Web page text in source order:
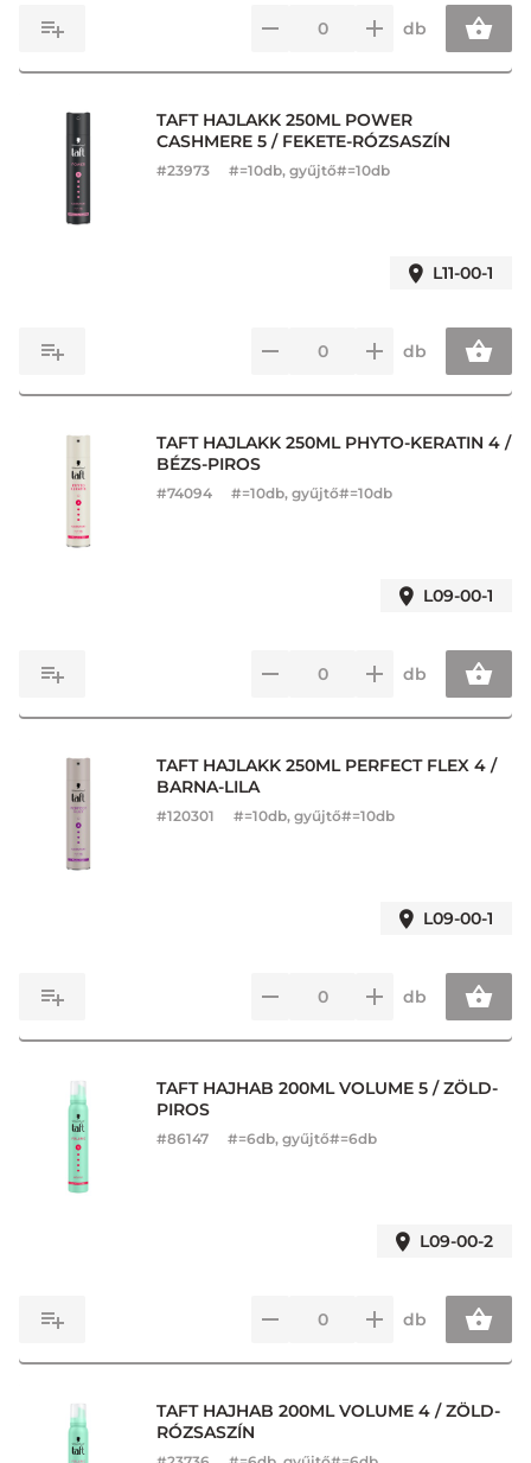
db
TAFT HAJLAKK 250ML POWER
CASHMERE 5 / FEKETE-RÓZSASZÍN
#23973 #=10db, gyűjtő#=10db
L11-00-1
db
TAFT HAJLAKK 250ML PHYTO-KERATIN 4 /
BÉZS-PIROS
#74094 #=10db, gyűjtő#=10db
L09-00-1
db
TAFT HAJLAKK 250ML PERFECT FLEX 4 /
BARNA-LILA
#120301 #=10db, gyűjtő#=10db
L09-00-1
db
TAFT HAJHAB 200ML VOLUME 5 / ZÖLD-
PIROS
#86147 #=6db, gyűjtő#=6db
L09-00-2
db
TAFT HAJHAB 200ML VOLUME 4 / ZÖLD-
RÓZSASZÍN